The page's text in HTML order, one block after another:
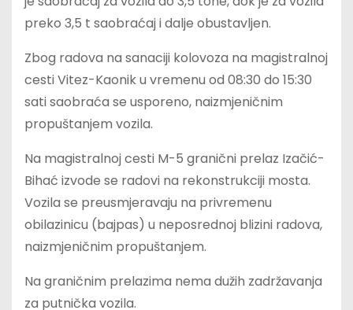
preko 3,5 t saobraćaj i dalje obustavljen.
Zbog radova na sanaciji kolovoza na magistralnoj
cesti Vitez-Kaonik u vremenu od 08:30 do 15:30
sati saobraća se usporeno, naizmjeničnim
propuštanjem vozila.
Na magistralnoj cesti M-5 granični prelaz Izačić-
Bihać izvode se radovi na rekonstrukciji mosta.
Vozila se preusmjeravaju na privremenu
obilazinicu (bajpas) u neposrednoj blizini radova,
naizmjeničnim propuštanjem.
Na graničnim prelazima nema dužih zadržavanja
za putnička vozila.